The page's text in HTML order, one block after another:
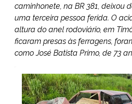
caminhonete, na BR 381, deixou
uma terceira pessoa ferida. O
altura do anel rodoviário, em
ficaram presas às ferragens,
como José Batista Primo, de 73